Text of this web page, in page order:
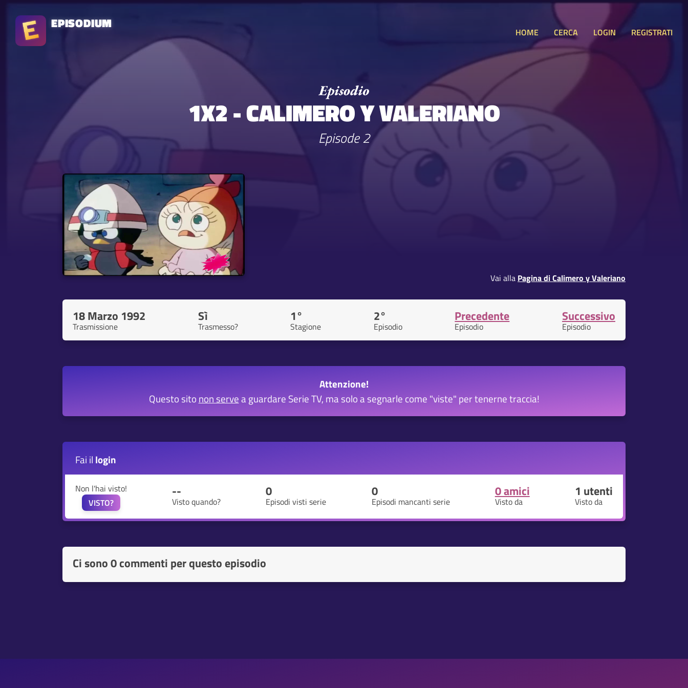
EPISODIUM
HOME CERCA LOGIN REGISTRATI
1X2 - CALIMERO Y VALERIANO
Episode 2
Vai alla Pagina di Calimero y Valeriano
18 Marzo 1992
Trasmissione
Sì
Trasmesso?
1°
Stagione
2°
Episodio
Precedente
Episodio
Successivo
Episodio
Attenzione!
Questo sito non servea guardare Serie TV, ma solo a segnarle come "viste" per tenerne traccia!
Fai il login
Non l'hai visto!
VISTO?
--
Visto quando?
0
Episodi visti serie
0
Episodi mancanti serie
0 amici
Visto da
1 utenti
Visto da
Ci sono0 commenti per questo episodio